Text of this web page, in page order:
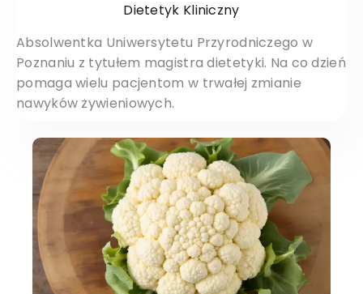
Dietetyk Kliniczny
Absolwentka Uniwersytetu Przyrodniczego w
Poznaniu z tytułem magistra dietetyki. Na co dzień
pomaga wielu pacjentom w trwałej zmianie
nawyków żywieniowych.